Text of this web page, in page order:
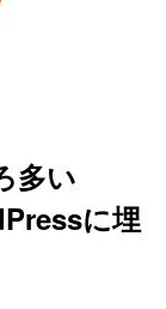
多い
に埋